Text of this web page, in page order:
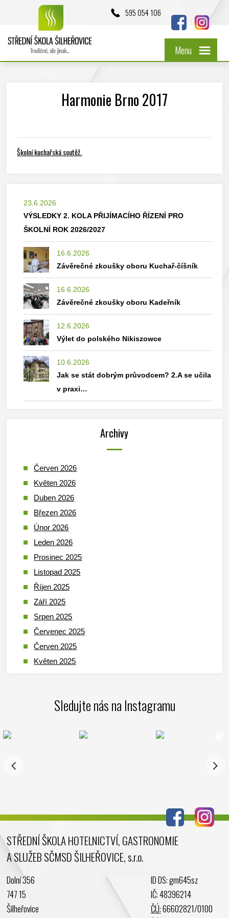
595 054 106
Menu
Harmonie Brno 2017
Školní kuchařská soutěž.
23.6.2026
VÝSLEDKY 2. KOLA PŘIJÍMACÍHO ŘÍZENÍ PRO
ŠKOLNÍ ROK 2026/2027
16.6.2026
Závěrečné zkoušky oboru Kuchař-číšník
16.6.2026
Závěrečné zkoušky oboru Kadeřník
12.6.2026
Výlet do polského Nikiszowce
10.6.2026
Jak se stát dobrým průvodcem? 2.A se učila
v praxi…
Archivy
Červen 2026
Květen 2026
Duben 2026
Březen 2026
Únor 2026
Leden 2026
Prosinec 2025
Listopad 2025
Říjen 2025
Září 2025
Srpen 2025
Červenec 2025
Červen 2025
Květen 2025
Leden 2025
Listopad 2024
Duben 2024
Březen 2024
Leden 2024
Listopad 2023
Sledujte nás na Instagramu
STŘEDNÍ ŠKOLA HOTELNICTVÍ, GASTRONOMIE
A SLUŽEB SČMSD ŠILHEŘOVICE, s.r.o.
Dolní 356
747 15
Šilheřovice
ID DS: gm645sz
IČ: 48396214
ČÚ:66602821/0100